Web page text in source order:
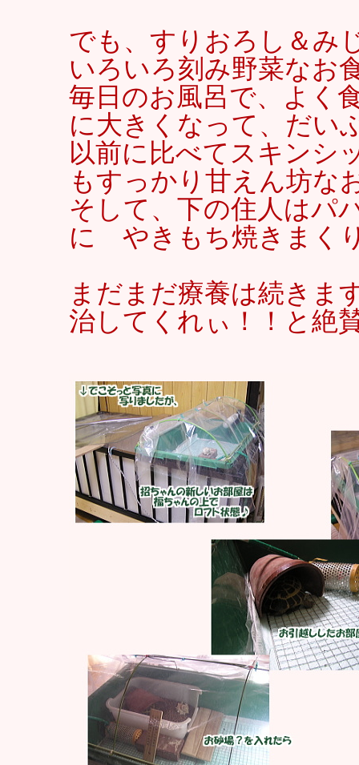
でも、すりおろし＆み
いろいろ刻み野菜なお
毎日のお風呂で、よく
に大きくなって、だい
以前に比べてスキンシ
もすっかり甘えん坊な
そして、下の住人はパ
に やきもち焼きまく
まだまだ療養は続きま
治してくれぃ！！と絶